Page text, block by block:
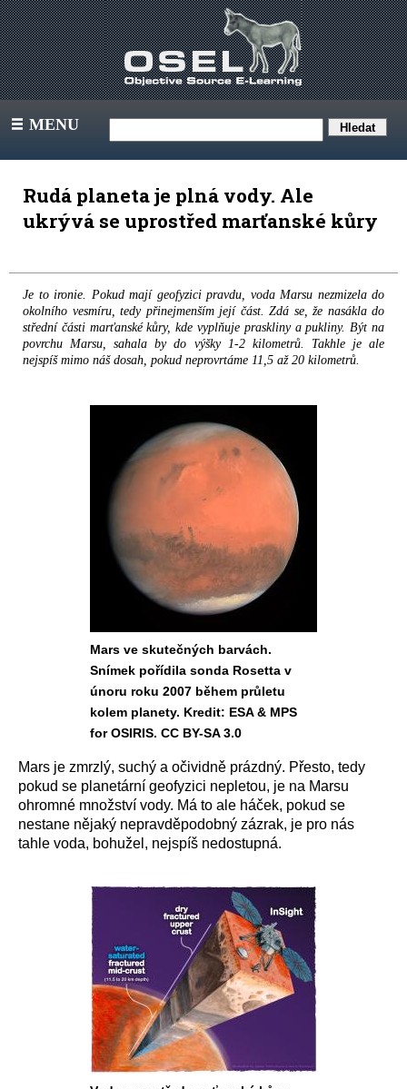
III MENU
Rudá planeta je plná vody. Ale
ukrývá se uprostřed marťanské kůry
Je to ironie. Pokud mají geofyzici pravdu, voda Marsu nezmizela do
okolního vesmíru, tedy přinejmenším její část. Zdá se, že nasákla do
střední části marťanské kůry, kde vyplňuje praskliny a pukliny. Být na
povrchu Marsu, sahala by do výšky 1-2 kilometrů. Takhle je ale
nejspíš mimo náš dosah, pokud neprovrtáme 11,5 až 20 kilometrů.
Mars ve skutečných barvách.
Snímek pořídila sonda Rosetta v
únoru roku 2007 během průletu
kolem planety. Kredit: ESA & MPS
for OSIRIS. CC BY-SA 3.0
Mars je zmrzlý, suchý a očividně prázdný. Přesto, tedy
pokud se planetární geofyzici nepletou, je na Marsu
ohromné množství vody. Má to ale háček, pokud se
nestane nějaký nepravděpodobný zázrak, je pro nás
tahle voda, bohužel, nejspíš nedostupná.